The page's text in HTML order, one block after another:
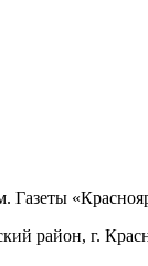
Газеты
район, г.